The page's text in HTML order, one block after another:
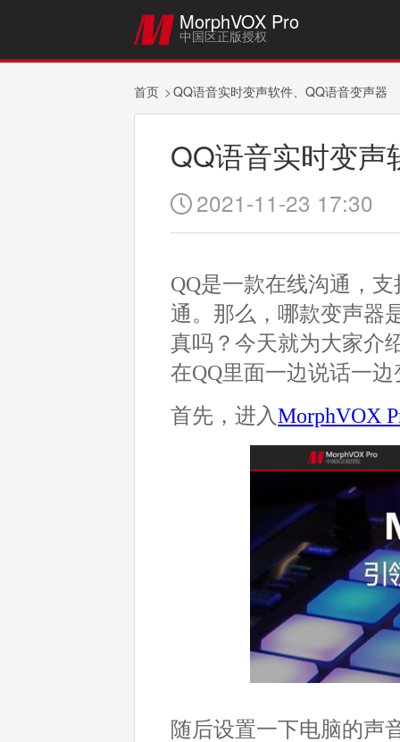
 MorphVOX Pro
中国区正版授权
首页 QQ语音实时变声软件、QQ语音变声器
QQ语音实时变声
 2021-11-23 17:30
QQ是一款在线沟通，
通。那么，哪款变声器
真吗？今天就为大家介
在QQ里面一边说话一
首先，进入MorphVOX
随后设置一下电脑的声